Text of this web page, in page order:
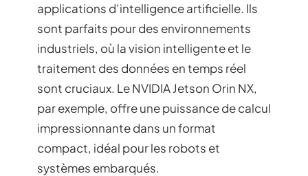
applications d’intelligence artificielle. Ils
sont parfaits pour des environnements
industriels, où la vision intelligente et le
traitement des données en temps réel
sont cruciaux. Le NVIDIA Jetson Orin NX,
par exemple, offre une puissance de calcul
impressionnante dans un format
compact, idéal pour les robots et
systèmes embarqués.